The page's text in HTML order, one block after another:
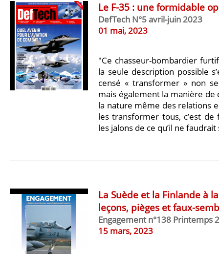
Le F-35 : une formidable
DefTech N°5 avril-juin 2023
01 mai, 2023
"Ce chasseur-bombardier
la seule description possible
censé « transformer » non
mais également la manière
la nature même des relations
les transformer tous, c’est
les jalons de ce qu’il ne
La Suède et la Finlande à
leçons, pièges et faux-
Engagement n°138 Printemps
15 mars, 2023